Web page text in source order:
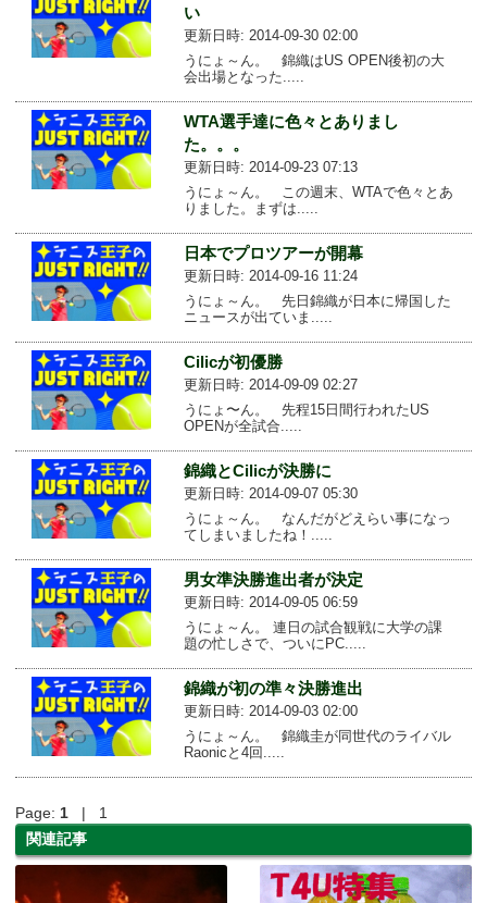
い
更新日時: 2014-09-30 02:00
うにょ～ん。 錦織はUS OPEN後初の大
会出場となった.....
WTA選手達に色々とありまし
た。。。
更新日時: 2014-09-23 07:13
うにょ～ん。 この週末、WTAで色々とあ
りました。まずは.....
日本でプロツアーが開幕
更新日時: 2014-09-16 11:24
うにょ～ん。 先日錦織が日本に帰国した
ニュースが出ていま.....
Cilicが初優勝
更新日時: 2014-09-09 02:27
うにょ〜ん。 先程15日間行われたUS
OPENが全試合.....
錦織とCilicが決勝に
更新日時: 2014-09-07 05:30
うにょ～ん。 なんだがどえらい事になっ
てしまいましたね！.....
男女準決勝進出者が決定
更新日時: 2014-09-05 06:59
うにょ～ん。 連日の試合観戦に大学の課
題の忙しさで、ついにPC.....
錦織が初の準々決勝進出
更新日時: 2014-09-03 02:00
うにょ～ん。 錦織圭が同世代のライバル
Raonicと4回.....
Page: 1 | 1
関連記事